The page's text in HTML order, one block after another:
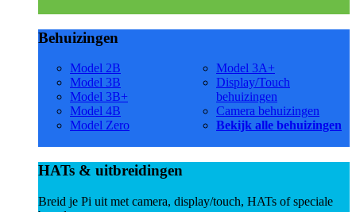
Behuizingen
Model 2B
Model 3B
Model 3B+
Model 4B
Model Zero
Model 3A+
Display/Touch
behuizingen
Camera behuizingen
Bekijk alle behuizingen
HATs & uitbreidingen
Breid je Pi uit met camera, display/touch, HATs of speciale